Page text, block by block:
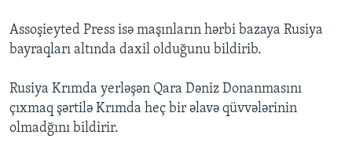
Assoşieyted Press isə maşınların hərbi bazaya Rusiya
bayraqları altında daxil olduğunu bildirib.
Rusiya Krımda yerləşən Qara Dəniz Donanmasını
çıxmaq şərtilə Krımda heç bir əlavə qüvvələrinin
olmadğını bildirir.